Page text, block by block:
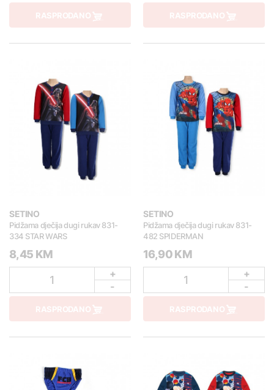
RASPRODANO RASPRODANO
SETINO
Pidžama dječija dugi rukav 831-
334 STAR WARS
8,45 KM
1
+
-
RASPRODANO
SETINO
Pidžama dječija dugi rukav 831-
482 SPIDERMAN
16,90 KM
1
+
-
RASPRODANO